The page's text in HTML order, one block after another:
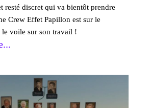
resté discret qui va bientôt prendre
Crew Effet Papillon est sur le
voile sur son travail !